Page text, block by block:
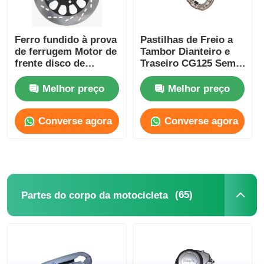
Partes do corpo da motocicleta
Outros Acessórios para Motocicletas
amortecedor da motocicleta
Correntes e Pinhões de Motocicleta
Ferro fundido à prova
de ferrugem Motor de
frente disco de
travagem rotor Alta
resistênciaMelhor preço
Converse agora
Pastilhas de Freio a
Tambor Dianteiro e
Traseiro CG125 Sem
Amianto Cerâmica /
Semicerâmica
Melhor preço
Converse agora
Partes do corpo da motocicleta (65)